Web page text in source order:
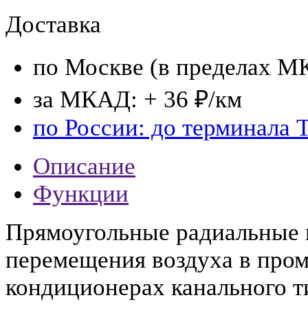
Доставка
по Москве (в пределах
за МКАД: + 36 ₽/км
по России: до терминала
Описание
Функции
Прямоугольные радиальные
перемещения воздуха в
кондиционерах канального